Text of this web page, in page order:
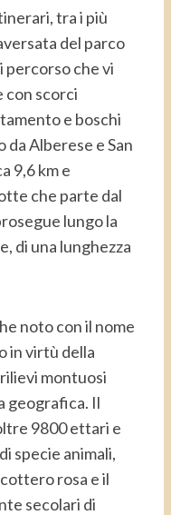
tra i più
del parco
percorso che vi
con scorci
e boschi
da Alberese e San
9,6 km e
che parte dal
lungo la
di una lunghezza
noto con il nome
in virtù della
montuosi
geografica. Il
9800 ettari e
specie animali,
rosa e il
secolari di